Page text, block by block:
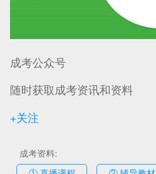
成考公众号
随时获取成考资讯和资料
+关注
成考资料: